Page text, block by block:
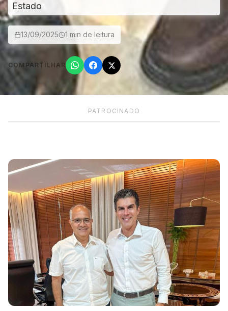
Estado
13/09/2025 1 min de leitura
COMPARTILHAR
PATROCINADO